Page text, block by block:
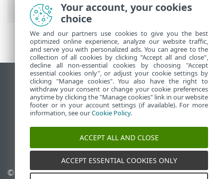
обновление агента ESET Management
Использовать сайт для ПК
End of Life
База знаний ESET
ESET Status Portal
Региональная поддержка
© 1992 - 2026 ESET, spol. s
Управлять файлами
Your account, your cookies
choice
We and our partners use cookies to give you the best
optimized online experience, analyze our website traffic,
and serve you with personalized ads. You can agree to the
collection of all cookies by clicking "Accept all and close",
decline all non-essential cookies by choosing "Accept
essential cookies only", or adjust your cookie settings by
clicking "Manage cookies". You also have the right to
withdraw your consent or change your cookie preferences
anytime by clicking the "Manage cookies" link in our website
footer or in your account settings (if available). For more
information, see ourCookie Policy.
ACCEPT ALL AND CLOSE
ACCEPT ESSENTIAL COOKIES ONLY